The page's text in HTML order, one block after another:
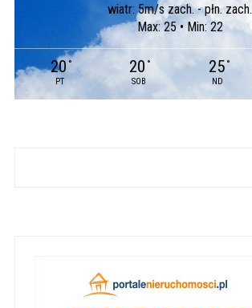
wiatr: 5m/s zach. - płn. zach.
Max: 25 • Min: 22
20 °
PT
20 °
SOB
25 °
ND